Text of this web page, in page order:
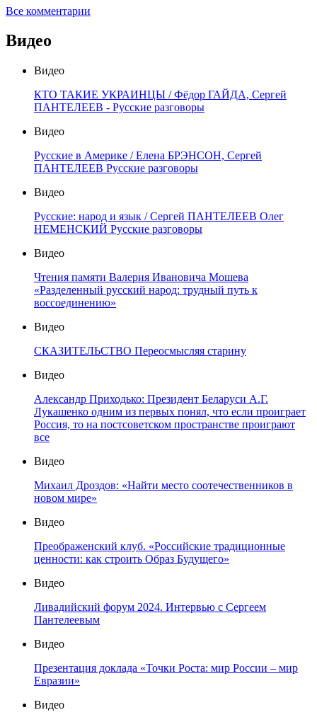
Все комментарии
Видео
Видео
КТО ТАКИЕ УКРАИНЦЫ / Фёдор ГАЙДА, Сергей
ПАНТЕЛЕЕВ - Русские разговоры
Видео
Русские в Америке / Елена БРЭНСОН, Сергей
ПАНТЕЛЕЕВ Русские разговоры
Видео
Русские: народ и язык / Сергей ПАНТЕЛЕЕВ Олег
НЕМЕНСКИЙ Русские разговоры
Видео
Чтения памяти Валерия Ивановича Мошева
«Разделенный русский народ: трудный путь к
воссоединению»
Видео
СКАЗИТЕЛЬСТВО Переосмысляя старину
Видео
Александр Приходько: Президент Беларуси А.Г.
Лукашенко одним из первых понял, что если проиграет
Россия, то на постсоветском пространстве проиграют
все
Видео
Михаил Дроздов: «Найти место соотечественников в
новом мире»
Видео
Преображенский клуб. «Российские традиционные
ценности: как строить Образ Будущего»
Видео
Ливадийский форум 2024. Интервью с Сергеем
Пантелеевым
Видео
Презентация доклада «Точки Роста: мир России – мир
Евразии»
Видео